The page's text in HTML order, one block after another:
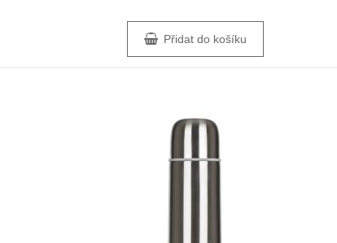
Přidat do košíku